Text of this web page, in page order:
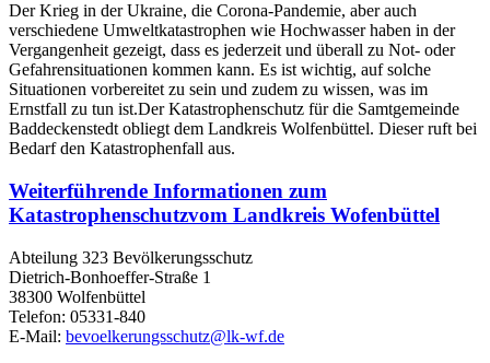
Der Krieg in der Ukraine, die Corona-Pandemie, aber auch
verschiedene Umweltkatastrophen wie Hochwasser haben in der
Vergangenheit gezeigt, dass es jederzeit und überall zu Not- oder
Gefahrensituationen kommen kann. Es ist wichtig, auf solche
Situationen vorbereitet zu sein und zudem zu wissen, was im
Ernstfall zu tun ist.Der Katastrophenschutz für die Samtgemeinde
Baddeckenstedt obliegt dem Landkreis Wolfenbüttel. Dieser ruft bei
Bedarf den Katastrophenfall aus.
Weiterführende Informationen zum
Katastrophenschutzvom Landkreis Wofenbüttel
Abteilung 323 Bevölkerungsschutz
Dietrich-Bonhoeffer-Straße 1
38300 Wolfenbüttel
Telefon: 05331-840
E-Mail: bevoelkerungsschutz@lk-wf.de